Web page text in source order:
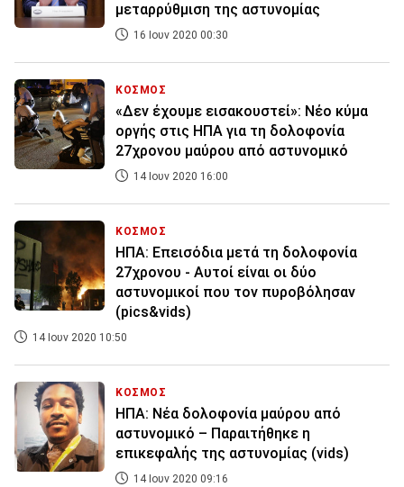
μεταρρύθμιση της αστυνομίας
16 Ιουν 2020 00:30
ΚΟΣΜΟΣ
«Δεν έχουμε εισακουστεί»: Νέο κύμα
οργής στις ΗΠΑ για τη δολοφονία
27χρονου μαύρου από αστυνομικό
14 Ιουν 2020 16:00
ΚΟΣΜΟΣ
ΗΠΑ: Επεισόδια μετά τη δολοφονία
27χρονου - Αυτοί είναι οι δύο
αστυνομικοί που τον πυροβόλησαν
(pics&vids)
14 Ιουν 2020 10:50
ΚΟΣΜΟΣ
ΗΠΑ: Νέα δολοφονία μαύρου από
αστυνομικό – Παραιτήθηκε η
επικεφαλής της αστυνομίας (vids)
14 Ιουν 2020 09:16